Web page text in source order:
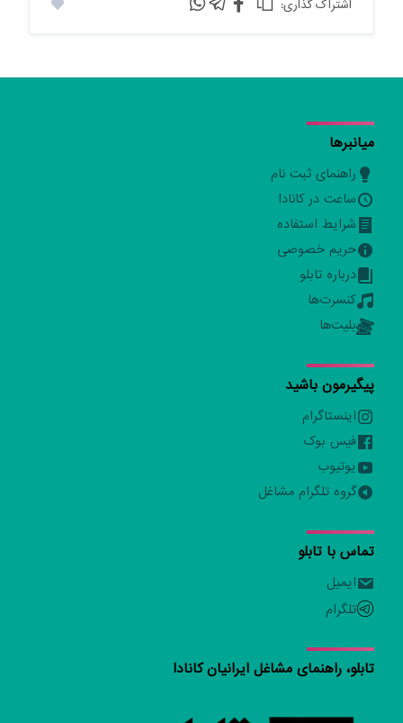
:اشتراک گذاری
میانبرها
راهنمای ثبت نام
ساعت در کانادا
شرایط استفاده
حریم خصوصی
درباره تابلو
کنسرت‌ها
بلیت‌ها
پیگیرمون باشید
اینستاگرام
فیس بوک
یوتیوب
گروه تلگرام مشاغل
تماس با تابلو
ایمیل
تلگرام
تابلو، راهنمای مشاغل ایرانیان کانادا